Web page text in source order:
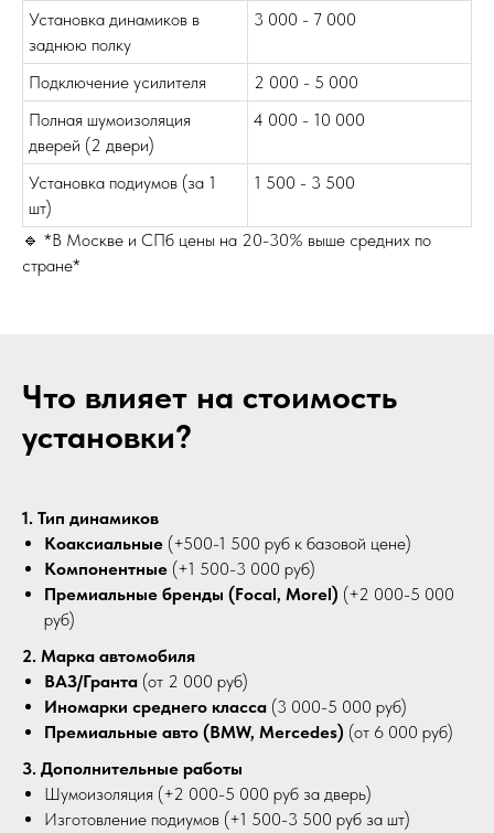
Установка динамиков в
заднюю полку
3 000 - 7 000
Подключение усилителя
2 000 - 5 000
Полная шумоизоляция
дверей (2 двери)
4 000 - 10 000
Установка подиумов (за 1
шт)
1 500 - 3 500
🔹 *В Москве и СПб цены на 20-30% выше средних по
стране*
Что влияет на стоимость
установки?
1. Тип динамиков
Коаксиальные (+500-1 500 руб к базовой цене)
Компонентные (+1 500-3 000 руб)
Премиальные бренды (Focal, Morel) (+2 000-5 000
руб)
2. Марка автомобиля
ВАЗ/Гранта (от 2 000 руб)
Иномарки среднего класса (3 000-5 000 руб)
Премиальные авто (BMW, Mercedes) (от 6 000 руб)
3. Дополнительные работы
Шумоизоляция (+2 000-5 000 руб за дверь)
Изготовление подиумов (+1 500-3 500 руб за шт)